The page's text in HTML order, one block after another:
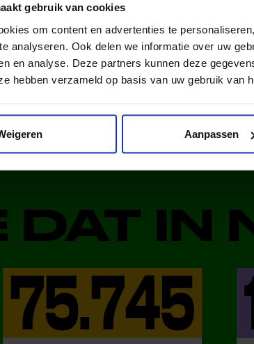
gebruik van cookies
om content en advertenties te
analyseren. Ook delen we informatie over uw
en analyse. Deze partners kunnen deze
hebben verzameld op basis van uw gebruik van
Aanpassen
op social media!
DAT IN